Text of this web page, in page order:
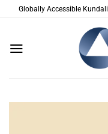
PasserGlobally Accessible